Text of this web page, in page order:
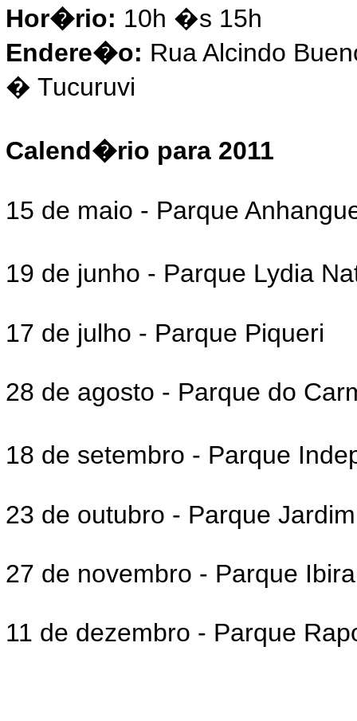
Hor�rio: 10h �s 15h
Endere�o: Rua Alcindo
� Tucuruvi
Calend�rio para 2011
15 de maio - Parque
19 de junho - Parque Lydia
17 de julho - Parque Piqueri
28 de agosto - Parque do
18 de setembro - Parque
23 de outubro - Parque
27 de novembro - Parque
11 de dezembro - Parque